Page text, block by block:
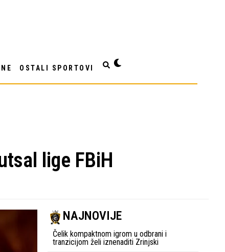
OSTALI SPORTOVI
lige FBiH
NAJNOVIJE
Čelik kompaktnom igrom u odbrani i
tranzicijom želi iznenaditi Zrinjski